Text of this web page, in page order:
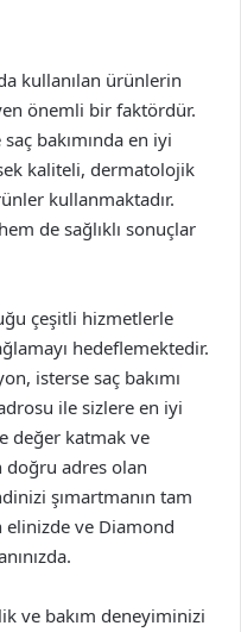
kullanılan ürünlerin
önemli bir faktördür.
bakımında en iyi
kaliteli, dermatolojik
kullanmaktadır.
de sağlıklı sonuçlar
çeşitli hizmetlerle
hedeflemektedir.
isterse saç bakımı
ile sizlere en iyi
değer katmak ve
doğru adres olan
şımartmanın tam
elinizde ve Diamond
ve bakım deneyiminizi